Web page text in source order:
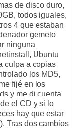
de disco duro,
todos iguales,
4 que estaban
gemelo
ninguna
Ubuntu
culpa a copias
los MD5,
fijé en los
y me di cuenta
el CD y si lo
hay que estar
Tras dos cambios